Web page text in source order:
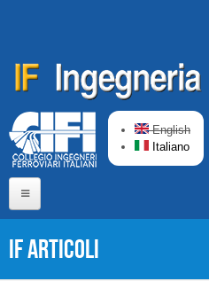
English
Italiano
IF Articoli